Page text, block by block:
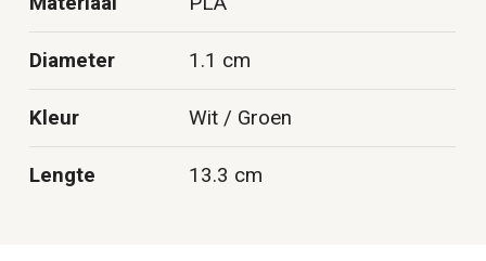
Diameter 1.1 cm
Kleur Wit / Groen
Lengte 13.3 cm